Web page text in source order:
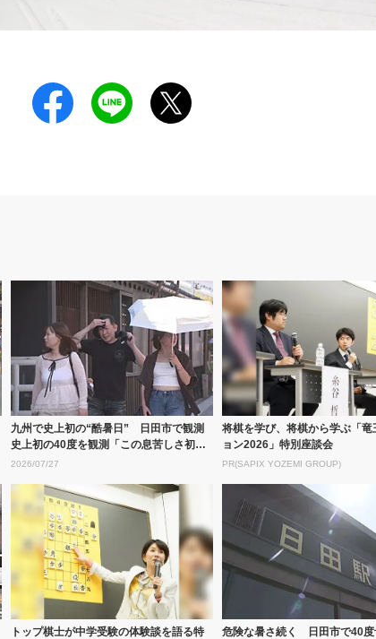
九州で史上初の“酷暑日” 日田市で観測
史上初の40度を観測「この息苦しさ初め
ての...
2026/07/27
将棋を学び、将棋から学ぶ「竜
ョン2026」特別座談会
PR(SAPIX YOZEMI GROUP)
トップ棋士が中学受験の体験談を語る特
危険な暑さ続く 日田市で40度